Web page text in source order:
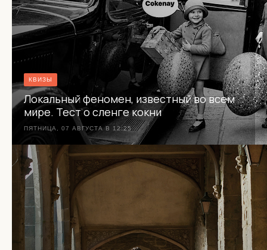
КВИЗЫ
Локальный феномен, известный во всем
мире. Тест о сленге кокни
ПЯТНИЦА, 07 АВГУСТА В 12:25